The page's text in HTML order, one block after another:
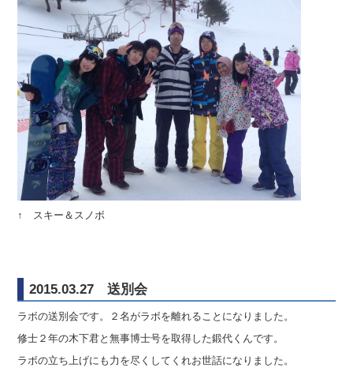
↑ スキー＆スノボ
2015.03.27 送別会
ラボの送別会です。２名がラボを離れることになりました。
修士２年の木下君と無事博士号を取得した鍛代くんです。
ラボの立ち上げにも力を尽くしてくれお世話になりました。